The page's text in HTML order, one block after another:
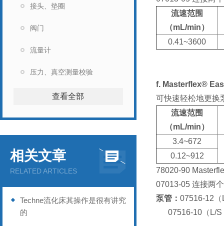
接头、垫圈
阀门
流量计
压力、真空测量校验
查看全部
相关文章
RELATED ARTICLES
Techne流化床其操作是很有讲究
的
流速范围
（mL/min）
0.41~3600
f. Masterflex®
可快速轻松地更换
流速范围
（mL/min）
3.4~672
0.12~912
78020-90
07013-05 连接两
泵管： 07516-12
07516-10 （L/